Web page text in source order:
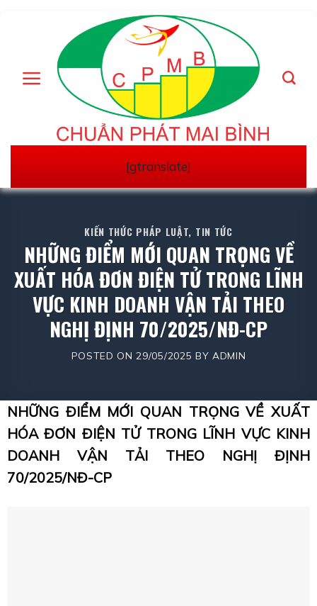
[gtranslate]
KIẾN THỨC PHÁP LUẬT, TIN TỨC
NHỮNG ĐIỂM MỚI QUAN TRỌNG VỀ
XUẤT HÓA ĐƠN ĐIỆN TỬ TRONG LĨNH
VỰC KINH DOANH VẬN TẢI THEO
NGHỊ ĐỊNH 70/2025/NĐ-CP
POSTED ON29/05/2025 BYADMIN
NHỮNG ĐIỂM MỚI QUAN TRỌNG VỀ XUẤT
HÓA ĐƠN ĐIỆN TỬ TRONG LĨNH VỰC KINH
DOANH VẬN TẢI THEO NGHỊ ĐỊNH
70/2025/NĐ-CP